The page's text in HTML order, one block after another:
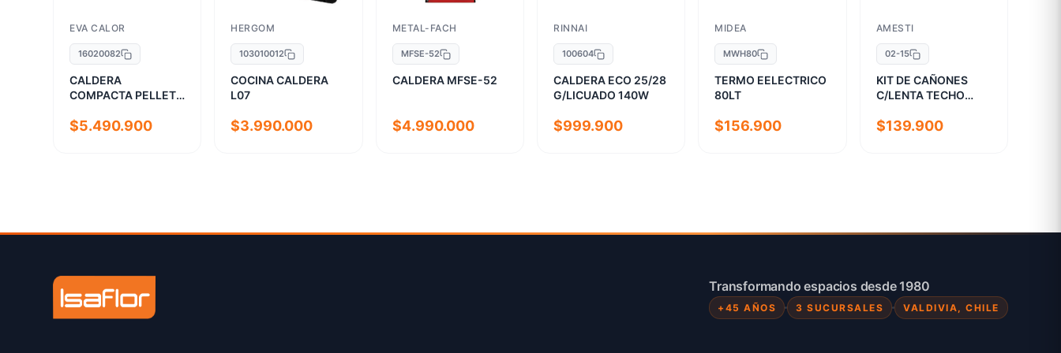
EVA CALOR
16020082
CALDERA
COMPACTA PELLET
$5.490.900
HERGOM
103010012
COCINA CALDERA
L07
$3.990.000
METAL-FACH
MFSE-52
CALDERA MFSE-52
$4.990.000
RINNAI
100604
CALDERA ECO 25/28
G/LICUADO 140W
$999.900
MIDEA
MWH80
TERMO EELECTRICO
80LT
$156.900
AMESTI
02-15
KIT DE CAÑONES
C/LENTA TECHO
$139.900
Transformando espacios desde 1980
+45 AÑOS 3 SUCURSALES VALDIVIA, CHILE